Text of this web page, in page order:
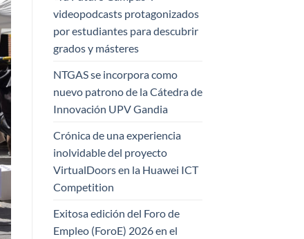
videopodcasts protagonizados
por estudiantes para descubrir
grados y másteres
NTGAS se incorpora como
nuevo patrono de la Cátedra de
Innovación UPV Gandia
Crónica de una experiencia
inolvidable del proyecto
VirtualDoors en la Huawei ICT
Competition
Exitosa edición del Foro de
Empleo (ForoE) 2026 en el